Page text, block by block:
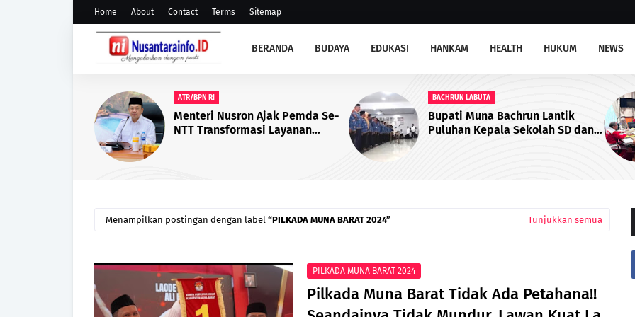
Home About Contact Terms Sitemap
BERANDA BUDAYA EDUKASI HANKAM HEALTH HUKUM NEWS
BACHRUN LABUTA
Bupati Muna Bachrun Lantik
Puluhan Kepala Sekolah SD dan
BPN MUNA
Dukung Iklim Investasi, BPN
Muna Hadiri Rapat Perpanjangan
Menampilkan postingan dengan label PILKADA MUNA BARAT 2024 Tunjukkan semua
PILKADA MUNA BARAT 2024
Pilkada Muna Barat Tidak Ada Petahana!!